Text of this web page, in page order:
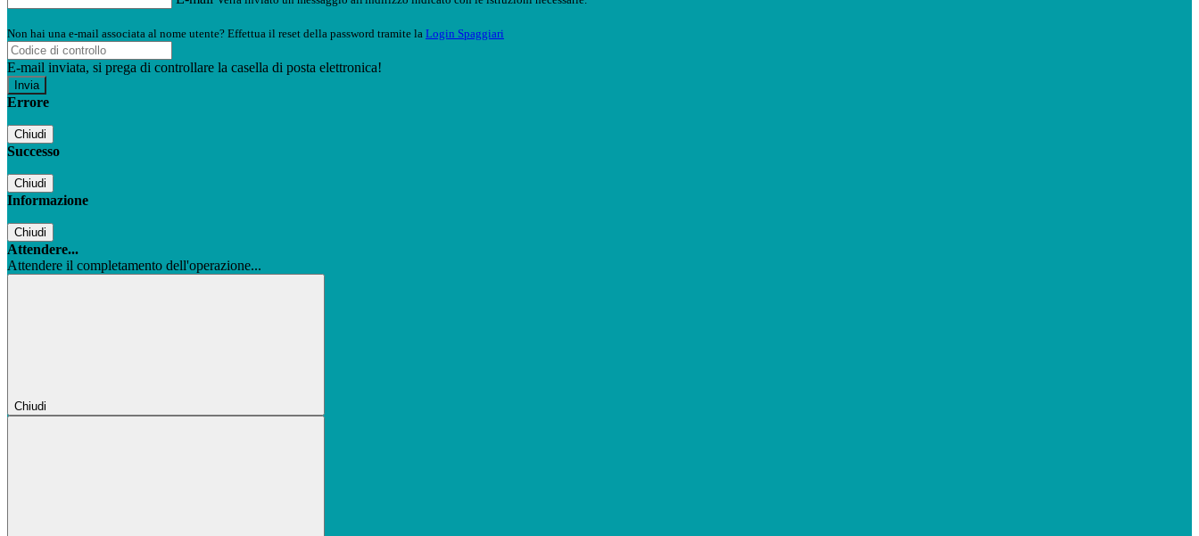
Non hai una e-mail associata al nome utente? Effettua il reset della password tramite la Login Spaggiari
E-mail inviata, si prega di controllare la casella di posta elettronica!
Errore
Chiudi
Successo
Chiudi
Informazione
Chiudi
Attendere...
Attendere il completamento dell'operazione...
Chiudi